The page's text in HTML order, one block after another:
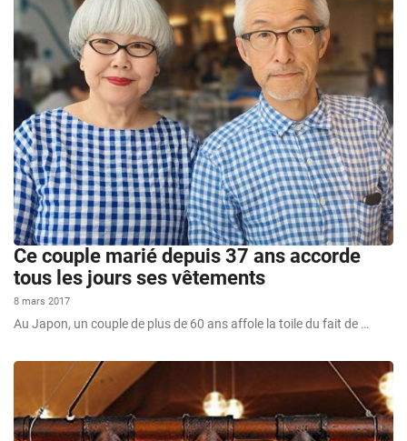
Ce couple marié depuis 37 ans accorde
tous les jours ses vêtements
8 mars 2017
Au Japon, un couple de plus de 60 ans affole la toile du fait de …